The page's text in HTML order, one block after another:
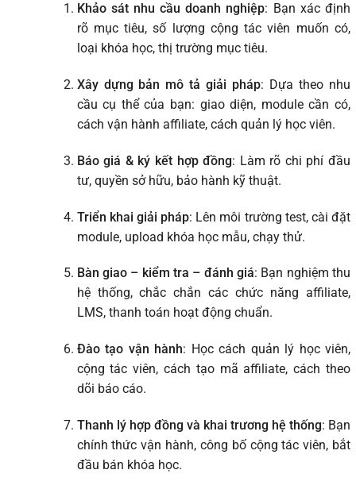
Khảo sát nhu cầu doanh nghiệp: Bạn xác định
rõ mục tiêu, số lượng cộng tác viên muốn có,
loại khóa học, thị trường mục tiêu.
Xây dựng bản mô tả giải pháp: Dựa theo nhu
cầu cụ thể của bạn: giao diện, module cần có,
cách vận hành affiliate, cách quản lý học viên.
Báo giá & ký kết hợp đồng: Làm rõ chi phí đầu
tư, quyền sở hữu, bảo hành kỹ thuật.
Triển khai giải pháp: Lên môi trường test, cài đặt
module, upload khóa học mẫu, chạy thử.
Bàn giao – kiểm tra – đánh giá: Bạn nghiệm thu
hệ thống, chắc chắn các chức năng affiliate,
LMS, thanh toán hoạt động chuẩn.
Đào tạo vận hành: Học cách quản lý học viên,
cộng tác viên, cách tạo mã affiliate, cách theo
dõi báo cáo.
Thanh lý hợp đồng và khai trương hệ thống: Bạn
chính thức vận hành, công bố cộng tác viên, bắt
đầu bán khóa học.